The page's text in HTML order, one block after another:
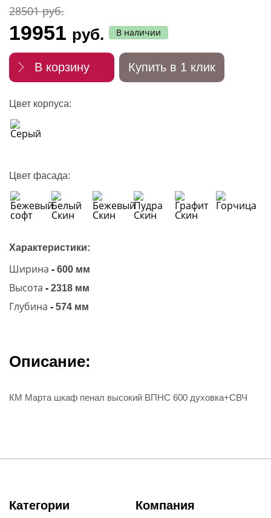
28501 руб.
19951 руб. В наличии
В корзину Купить в 1 клик
Цвет корпуса:
Цвет фасада:
Характеристики:
Ширина - 600 мм
Высота - 2318 мм
Глубина - 574 мм
Описание:
КМ Марта шкаф пенал высокий ВПНС 600 духовка+СВЧ
Категории Компания